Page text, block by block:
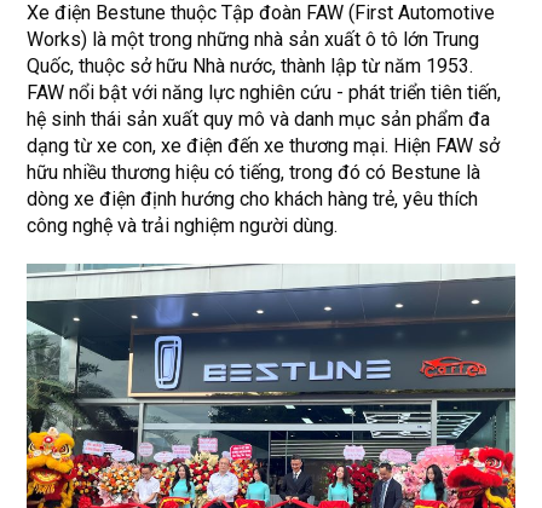
Xe điện Bestune thuộc Tập đoàn FAW (First Automotive
Works) là một trong những nhà sản xuất ô tô lớn Trung
Quốc, thuộc sở hữu Nhà nước, thành lập từ năm 1953.
FAW nổi bật với năng lực nghiên cứu - phát triển tiên tiến,
hệ sinh thái sản xuất quy mô và danh mục sản phẩm đa
dạng từ xe con, xe điện đến xe thương mại. Hiện FAW sở
hữu nhiều thương hiệu có tiếng, trong đó có Bestune là
dòng xe điện định hướng cho khách hàng trẻ, yêu thích
công nghệ và trải nghiệm người dùng.